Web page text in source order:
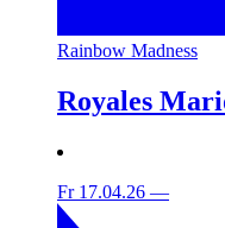
Rainbow Madness
Royales
Fr 17.04.26 —